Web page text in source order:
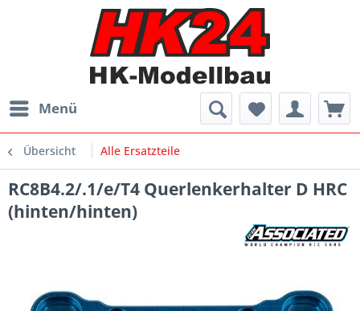
Menü
Übersicht Alle Ersatzteile
RC8B4.2/.1/e/T4 Querlenkerhalter D HRC
(hinten/hinten)